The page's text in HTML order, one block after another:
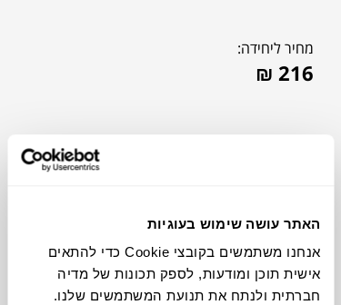
האתר עושה שימוש בעוגיות
אנחנו משתמשים בקובצי Cookie כדי להתאים
אישית תוכן ומודעות, לספק תכונות של מדיה
חברתית ולנתח את תנועת המשתמשים שלנו.
מחיר ליחידה:
₪ 216